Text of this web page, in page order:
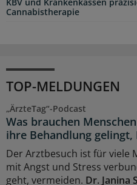
KBV und Krankenkassen
Cannabistherapie
TOP-MELDUNGEN
„ÄrzteTag“-Podcast
Was brauchen
ihre Behandlung gelingt,
Der Arztbesuch ist für viele
mit Angst und Stress
geht, vermeiden. Dr. Janina